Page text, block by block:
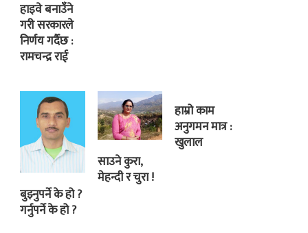
हाइवे बनाउँने
गरी सरकारले
निर्णय गर्दैछ :
रामचन्द्र राई
बुझ्नुपर्ने के हो ?
गर्नुपर्ने के हो ?
साउने कुरा,
मेहन्दी र चुरा !
हाम्रो काम
अनुगमन मात्र :
खुलाल